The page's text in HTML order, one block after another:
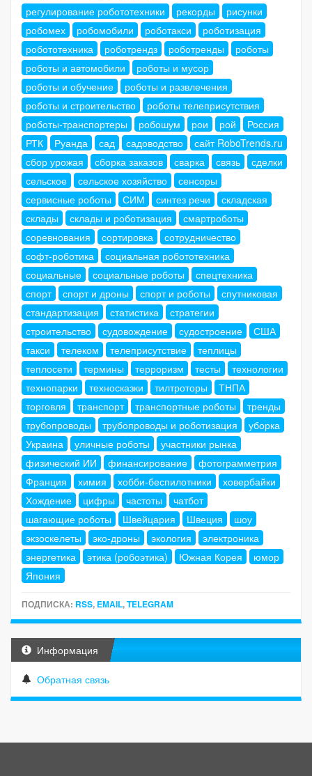
регулирование робототехники
рекорды
рисунки
робомех
робомобили роботакси
роботизация
робототехника
роботрендз роботренды
роботы
роботы и автомобили
роботы и мусор
роботы и обучение
роботы и развлечения
роботы и строительство
роботы телеприсутствия
роботы-транспортеры
робошум рои рой
Россия
РТК
Руанда сад садоводство
сайт RoboTrends.ru
сбор урожая
сборка заказов сварка связь
сделки
сельское
сельское хозяйство
сенсоры
сервисные роботы
СИМ синтез речи
складская
склады
склады и роботизация
смартроботы
соревнования
сортировка
сотрудничество
софт-роботика
социальная робототехника
социальные
социальные роботы
спецтехника
спорт
спорт и дроны спорт и роботы
спутниковая
стандартизация
статистика
стратегии
строительство
судовождение судостроение
США
такси
телеком телеприсутствие
теплицы
теплосети
термины терроризм тесты
технологии
технопарки
техносказки тилтроторы
ТНПА
торговля
транспорт транспортные роботы
тренды
трубопроводы
трубопроводы и роботизация
уборка
Украина
уличные роботы
участники рынка
физический ИИ
финансирование
фотограмметрия
Франция
химия хобби-беспилотники
ховербайки
Хождение
цифры частоты
чатбот
шагающие роботы
Швейцария Швеция
шоу
экзоскелеты
эко-дроны экология
электроника
энергетика
этика (робоэтика) Южная Корея
юмор
Япония
ПОДПИСКА: RSS, EMAIL,TELEGRAM
Информация
Обратная связь